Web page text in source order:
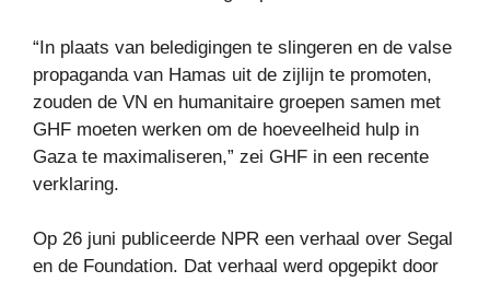
“In plaats van beledigingen te slingeren en de valse
propaganda van Hamas uit de zijlijn te promoten,
zouden de VN en humanitaire groepen samen met
GHF moeten werken om de hoeveelheid hulp in
Gaza te maximaliseren,” zei GHF in een recente
verklaring.
Op 26 juni publiceerde NPR een verhaal over Segal
en de Foundation. Dat verhaal werd opgepikt door